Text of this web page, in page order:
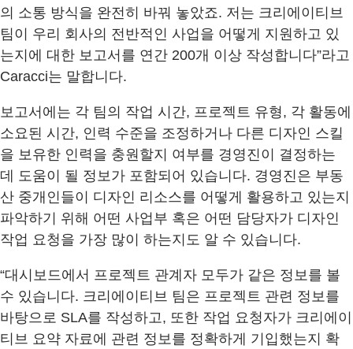
의 소통 방식을 완전히 바꿔 놓았죠. 저는 크리에이티브
팀이 우리 회사의 전반적인 사업을 어떻게 지원하고 있
는지에 대한 보고서를 연간 200개 이상 작성합니다”라고
Caracci는 말합니다.
보고서에는 각 팀의 작업 시간, 프로젝트 유형, 각 활동에
소요된 시간, 인력 수준을 조정하거나 다른 디자인 스킬
을 보유한 인력을 충원할지 여부를 경영진이 결정하는
데 도움이 될 정보가 포함되어 있습니다. 경영진은 부동
산 중개인들이 디자인 리소스를 어떻게 활용하고 있는지
파악하기 위해 어떤 사업부 혹은 어떤 담당자가 디자인
작업 요청을 가장 많이 하는지도 알 수 있습니다.
“대시보드에서 프로젝트 관계자 모두가 같은 정보를 볼
수 있습니다. 크리에이티브 팀은 프로젝트 관련 정보를
바탕으로 SLA를 작성하고, 또한 작업 요청자가 크리에이
티브 요약 자료에 관련 정보를 정확하게 기입했는지 확